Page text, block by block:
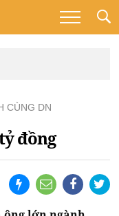
CÙNG DN
đồng